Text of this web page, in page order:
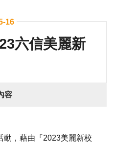
16
六信美麗新
容
動，藉由『2023美麗新校